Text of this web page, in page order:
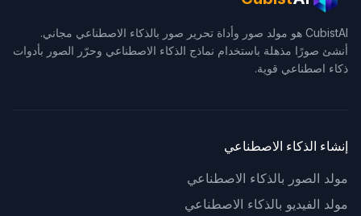
CubistAI هو مولد صور وأداة تحرير صور بالذكاء الاصطناعي مجاني.
أنشئ صورًا مذهلة باستخدام نماذج الذكاء الاصطناعي وحرّر الصور بأدوات
ذكاء اصطناعي قوية.
إنشاء الذكاء الاصطناعي
مولد الصور بالذكاء الاصطناعي
مولد الفيديو بالذكاء الاصطناعي